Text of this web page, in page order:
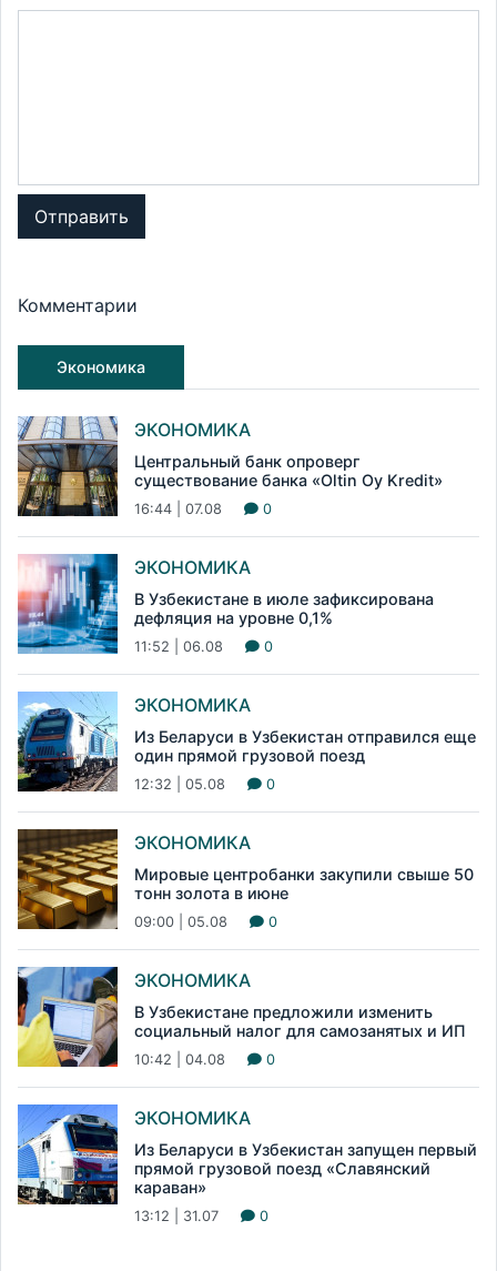
Отправить
Комментарии
Экономика
ЭКОНОМИКА
Центральный банк опроверг
существование банка «Oltin Oy Kredit»
16:44 | 07.08 0
ЭКОНОМИКА
В Узбекистане в июле зафиксирована
дефляция на уровне 0,1%
11:52 | 06.08 0
ЭКОНОМИКА
Из Беларуси в Узбекистан отправился еще
один прямой грузовой поезд
12:32 | 05.08 0
ЭКОНОМИКА
Мировые центробанки закупили свыше 50
тонн золота в июне
09:00 | 05.08 0
ЭКОНОМИКА
В Узбекистане предложили изменить
социальный налог для самозанятых и ИП
10:42 | 04.08 0
ЭКОНОМИКА
Из Беларуси в Узбекистан запущен первый
прямой грузовой поезд «Славянский
караван»
13:12 | 31.07 0